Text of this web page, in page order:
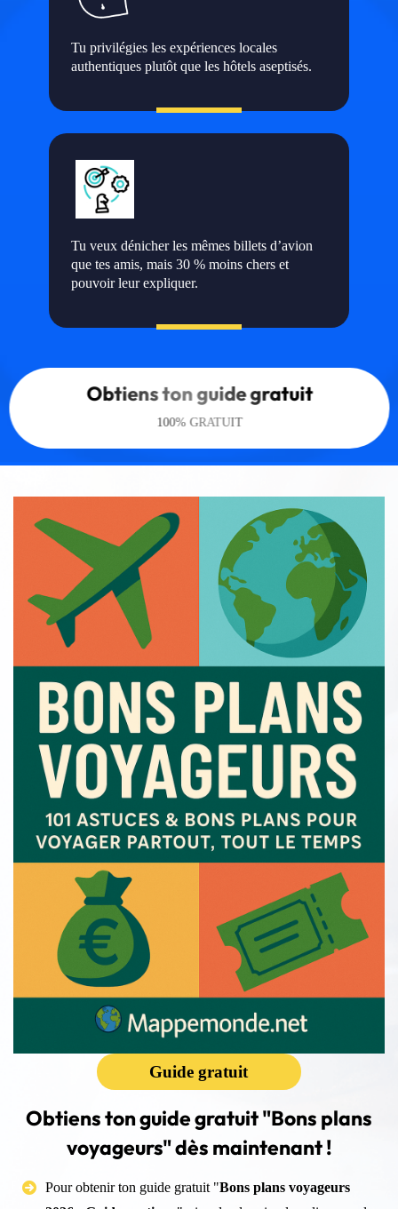
Tu privilégies les expériences locales
authentiques plutôt que les hôtels aseptisés.
Tu veux dénicher les mêmes billets d’avion
que tes amis, mais 30 % moins chers et
pouvoir leur expliquer.
Obtiens ton guide gratuit
100% GRATUIT
Guide gratuit
Obtiens ton guide gratuit "Bons plans
voyageurs" dès maintenant !
Pour obtenir ton guide gratuit "Bons plans voyageurs